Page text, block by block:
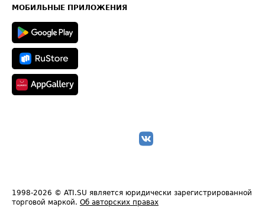
Техническая информация
МОБИЛЬНЫЕ ПРИЛОЖЕНИЯ
1998-2026 © ATI.SU является юридически зарегистрированной
торговой маркой. Об авторских правах